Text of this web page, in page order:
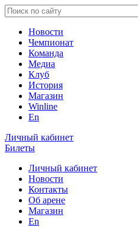
Новости
Чемпионат
Команда
Медиа
Клуб
История
Магазин
Winline
En
Личный кабинет
Билеты
Личный кабинет
Новости
Контакты
Об арене
Магазин
En